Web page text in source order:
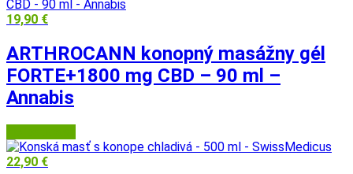
19,90 €
ARTHROCANN konopný masážny gél
FORTE+1800 mg CBD – 90 ml –
Annabis
22,90 €